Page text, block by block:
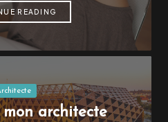
READING
architecte